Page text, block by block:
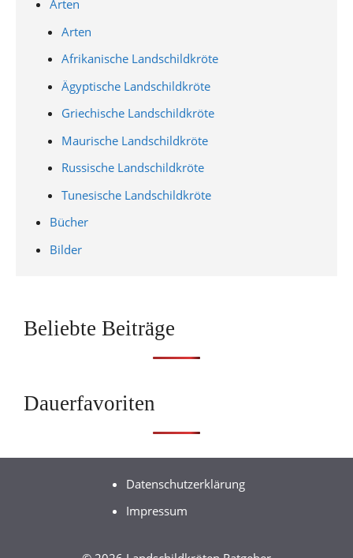
Arten
Arten
Afrikanische Landschildkröte
Ägyptische Landschildkröte
Griechische Landschildkröte
Maurische Landschildkröte
Russische Landschildkröte
Tunesische Landschildkröte
Bücher
Bilder
Beliebte Beiträge
Dauerfavoriten
Datenschutzerklärung
Impressum